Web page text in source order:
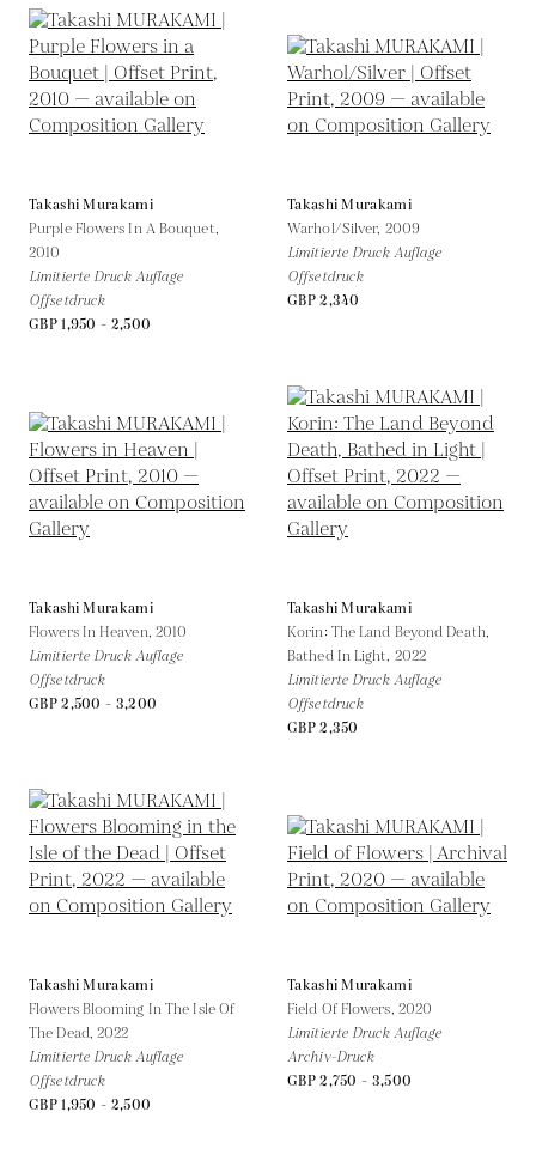
Takashi Murakami
Purple Flowers In A Bouquet,
2010
Limitierte Druck Auflage
Offsetdruck
GBP 1,950 - 2,500
Takashi Murakami
Warhol/Silver, 2009
Limitierte Druck Auflage
Offsetdruck
GBP 2,340
Takashi Murakami
Flowers In Heaven, 2010
Limitierte Druck Auflage
Offsetdruck
GBP 2,500 - 3,200
Takashi Murakami
Korin: The Land Beyond Death,
Bathed In Light, 2022
Limitierte Druck Auflage
Offsetdruck
GBP 2,350
Takashi Murakami
Flowers Blooming In The Isle Of
The Dead, 2022
Limitierte Druck Auflage
Offsetdruck
GBP 1,950 - 2,500
Takashi Murakami
Field Of Flowers, 2020
Limitierte Druck Auflage
Archiv-Druck
GBP 2,750 - 3,500